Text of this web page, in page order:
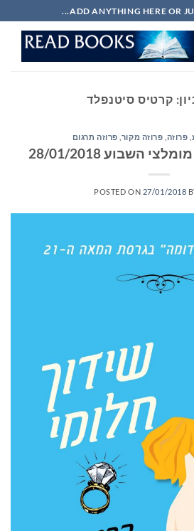
ADD ANYTHING HERE OR
קרטיס סיטנפלד
פרוזה פרוזה מקור פרוזה תרגום
השבוע 28/01/2018
POSTED ON 27/01/2018